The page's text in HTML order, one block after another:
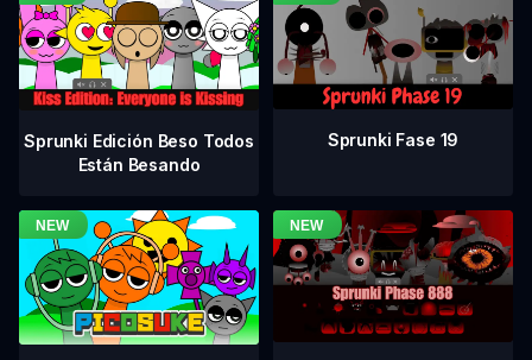
Sprunki Edición Beso Todos
Están Besando
Sprunki Fase 19